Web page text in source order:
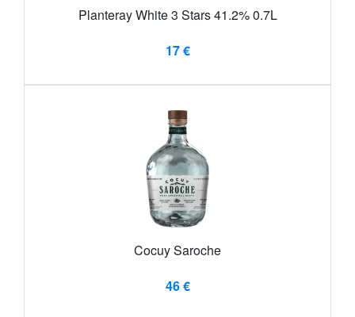
Planteray White 3 Stars 41.2% 0.7L
17 €
Cocuy Saroche
46 €